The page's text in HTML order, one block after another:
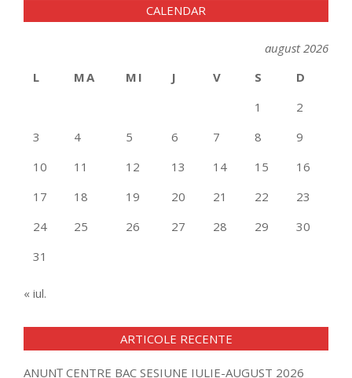
CALENDAR
august 2026
L
MA MI J V S
D
1
2
3
4 5 6 7 8
9
10
11 12 13 14 15
16
17
18 19 20 21 22
23
24
25 26 27 28 29
30
31
« iul.
ARTICOLE RECENTE
ANUNȚ CENTRE BAC SESIUNE IULIE-AUGUST 2026